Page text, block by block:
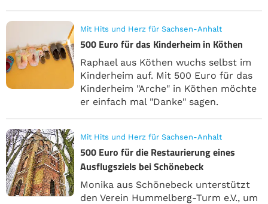
Mit Hits und Herz für Sachsen-Anhalt
500 Euro für das Kinderheim in Köthen
Raphael aus Köthen wuchs selbst im
Kinderheim auf. Mit 500 Euro für das
Kinderheim "Arche" in Köthen möchte
er einfach mal "Danke" sagen.
Mit Hits und Herz für Sachsen-Anhalt
500 Euro für die Restaurierung eines
Ausflugsziels bei Schönebeck
Monika aus Schönebeck unterstützt
den Verein Hummelberg-Turm e.V., um